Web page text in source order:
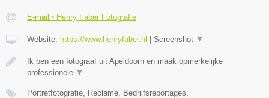
E-mail › Henry Faber Fotografie
Website: https://www.henryfaber.nl Screenshot ▼
Ik ben een fotograaf uit Apeldoorn en maak opmerkelijke
professionele ▼
Portretfotografie, Reclame, Bedrijfsreportages,